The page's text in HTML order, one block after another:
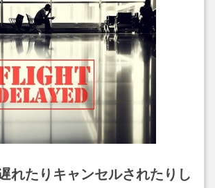
れたりキャンセルされたりし